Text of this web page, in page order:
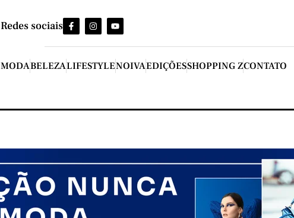
Redes sociais
MODABELEZALIFESTYLENOIVAEDIÇÕESSHOPPING ZCONTATO